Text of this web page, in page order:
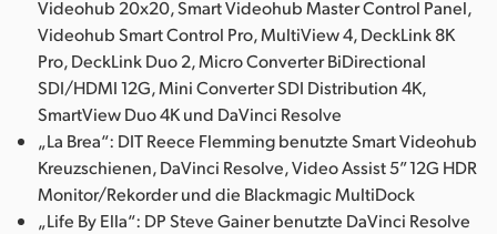
Videohub 20x20, Smart Videohub Master Control Panel,
Videohub Smart Control Pro, MultiView 4, DeckLink 8K
Pro, DeckLink Duo 2, Micro Converter BiDirectional
SDI/HDMI 12G, Mini Converter SDI Distribution 4K,
SmartView Duo 4K und DaVinci Resolve
„La Brea“: DIT Reece Flemming benutzte Smart Videohub
Kreuzschienen, DaVinci Resolve, Video Assist 5” 12G HDR
Monitor/Rekorder und die Blackmagic MultiDock
„Life By Ella“: DP Steve Gainer benutzte DaVinci Resolve